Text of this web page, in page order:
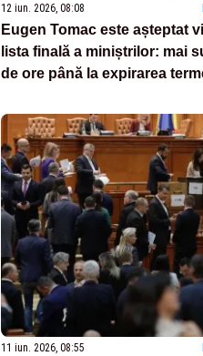
12 iun. 2026, 08:08
Eugen Tomac este așteptat
lista finală a miniștrilor: mai
de ore până la expirarea
11 iun. 2026, 08:55